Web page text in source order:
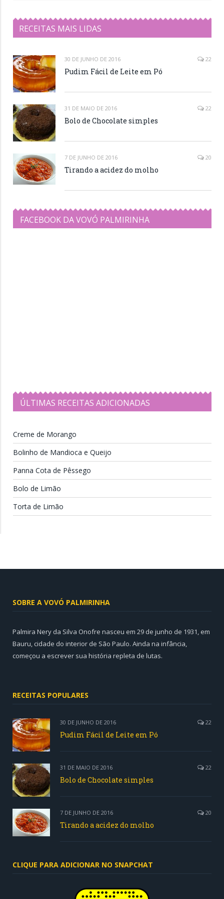
RECEITAS MAIS LIDAS
30 DE JUNHO DE 2016 22
Pudim Fácil de Leite em Pó
31 DE MAIO DE 2016 22
Bolo de Chocolate simples
7 DE JUNHO DE 2016 20
Tirando a acidez do molho
FACEBOOK DA VOVÓ PALMIRINHA
ÚLTIMAS RECEITAS ADICIONADAS
Creme de Morango
Bolinho de Mandioca e Queijo
Panna Cota de Pêssego
Bolo de Limão
Torta de Limão
SOBRE A VOVÓ PALMIRINHA
Palmira Nery da Silva Onofre nasceu em 29 de junho de 1931, em
Bauru, cidade do interior de São Paulo. Ainda na infância,
começou a escrever sua história repleta de lutas.
RECEITAS POPULARES
30 DE JUNHO DE 2016 22
Pudim Fácil de Leite em Pó
31 DE MAIO DE 2016 22
Bolo de Chocolate simples
7 DE JUNHO DE 2016 20
Tirando a acidez do molho
CLIQUE PARA ADICIONAR NO SNAPCHAT